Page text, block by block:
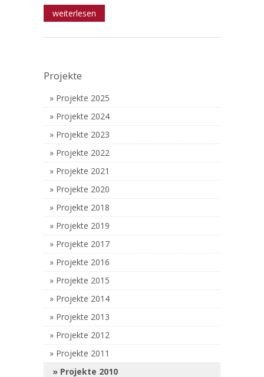
weiterlesen
Projekte
Projekte 2025
Projekte 2024
Projekte 2023
Projekte 2022
Projekte 2021
Projekte 2020
Projekte 2018
Projekte 2019
Projekte 2017
Projekte 2016
Projekte 2015
Projekte 2014
Projekte 2013
Projekte 2012
Projekte 2011
Projekte 2010